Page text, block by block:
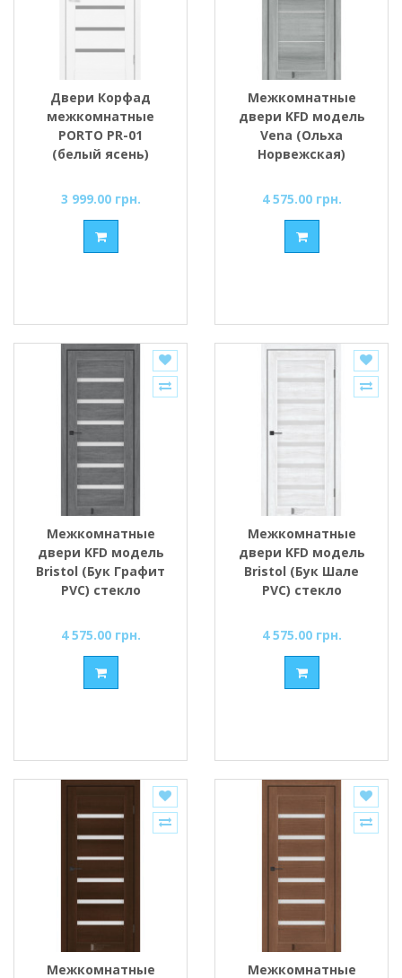
Двери Корфад
межкомнатные
PORTO PR-01
(белый ясень)
3 999.00 грн.
Межкомнатные
двери KFD модель
Vena (Ольха
Норвежская)
черное стекло
4 575.00 грн.
Межкомнатные
двери KFD модель
Bristol (Бук Графит
PVC) стекло
4 575.00 грн.
Межкомнатные
двери KFD модель
Bristol (Бук Шале
PVC) стекло
4 575.00 грн.
Межкомнатные
Межкомнатные